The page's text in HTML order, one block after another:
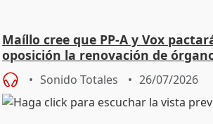
Maíllo cree que PP-A y Vox
oposición la renovación de
Defensor
Sonido Totales 26/07/2026